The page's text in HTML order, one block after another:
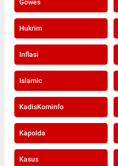
Gowes
Hukrim
Inflasi
Islamic
KadisKominfo
Kapolda
Kasus